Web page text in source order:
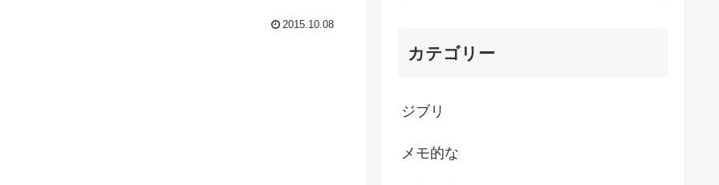
2015.10.08
カテゴリー
ジブリ
メモ的な